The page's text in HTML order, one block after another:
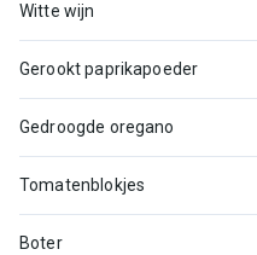
Witte wijn
Gerookt paprikapoeder
Gedroogde oregano
Tomatenblokjes
Boter